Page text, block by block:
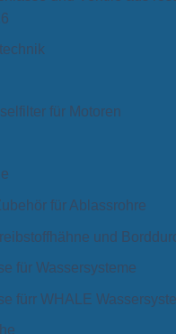
für Motoren
für Ablassrohre
und
für Wassersysteme
fürr WHALE